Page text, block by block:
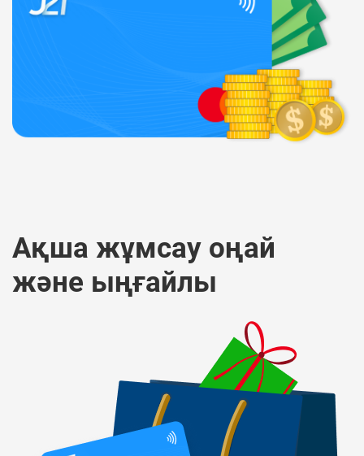
Ақша жұмсау оңай
және ыңғайлы